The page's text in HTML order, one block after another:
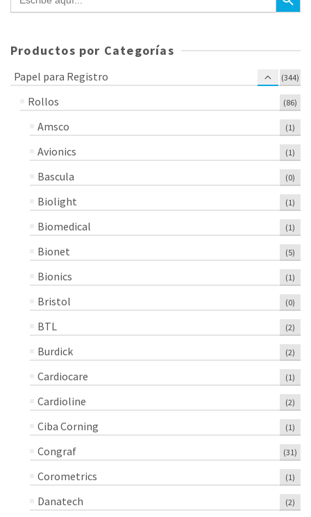
Productos por Categorías
Papel para Registro (344)
Rollos (86)
Amsco (1)
Avionics (1)
Bascula (0)
Biolight (1)
Biomedical (1)
Bionet (5)
Bionics (1)
Bristol (0)
BTL (2)
Burdick (2)
Cardiocare (1)
Cardioline (2)
Ciba Corning (1)
Congraf (31)
Corometrics (1)
Danatech (2)